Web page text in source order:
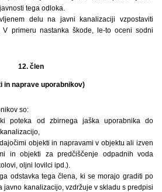
tega odloka.
delu na javni kanalizaciji vzpostaviti
primeru nastanka škode, le-to oceni sodni
12. člen
in naprave uporabnikov)
so:
poteka od zbirnega jaška uporabnika do
objekti in napravami v objektu ali izven
in objekti za predčiščenje odpadnih voda
oljni lovilci ipd.).
odstavka tega člena, ki se morajo graditi po
javno kanalizacijo, vzdržuje v skladu s predpisi